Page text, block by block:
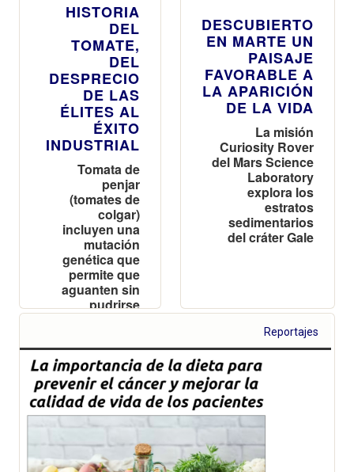
HISTORIA
DEL
TOMATE,
DEL
DESPRECIO
DE LAS
ÉLITES AL
ÉXITO
INDUSTRIAL
Tomata de
penjar
(tomates de
colgar)
incluyen una
mutación
genética que
permite que
aguanten sin
pudrirse
durante meses
DESCUBIERTO
EN MARTE UN
PAISAJE
FAVORABLE A
LA APARICIÓN
DE LA VIDA
La misión
Curiosity Rover
del Mars Science
Laboratory
explora los
estratos
sedimentarios
del cráter Gale
Reportajes